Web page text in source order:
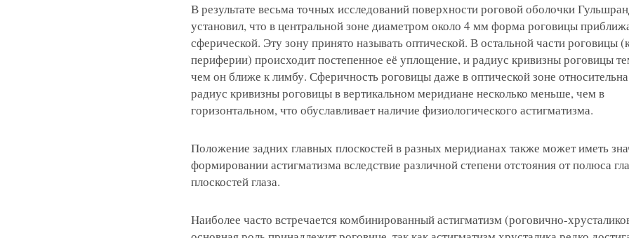
В результате весьма точных исследований поверхности роговой оболочки
установил, что в центральной зоне диаметром около 4 мм форма роговицы
сферической. Эту зону принято называть оптической. В остальной части роговицы
периферии) происходит постепенное её уплощение, и радиус кривизны роговицы
чем он ближе к лимбу. Сферичность роговицы даже в оптической зоне
радиус кривизны роговицы в вертикальном меридиане несколько меньше, чем в
горизонтальном, что обуславливает наличие физиологического астигматизма.
Положение задних главных плоскостей в разных меридианах также может иметь
формировании астигматизма вследствие различной степени отстояния от полюса
плоскостей глаза.
Наиболее часто встречается комбинированный астигматизм (роговично-